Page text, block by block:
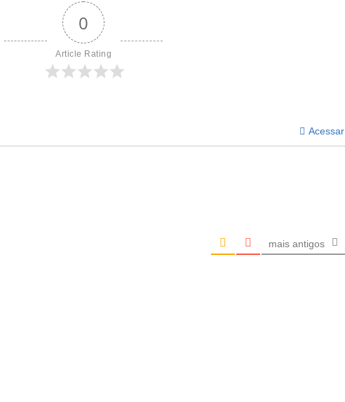
0
Article Rating
Acessar
mais antigos